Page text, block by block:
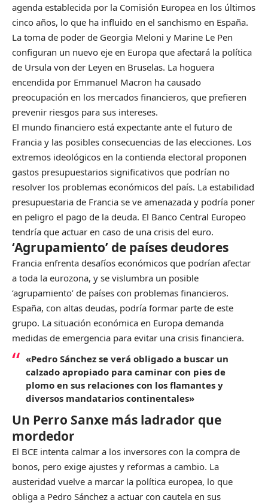
agenda establecida por la Comisión Europea en los últimos
cinco años, lo que ha influido en el sanchismo en España.
La toma de poder de Georgia Meloni y Marine Le Pen
configuran un nuevo eje en Europa que afectará la política
de Ursula von der Leyen en Bruselas. La hoguera
encendida por Emmanuel Macron ha causado
preocupación en los mercados financieros, que prefieren
prevenir riesgos para sus intereses.
El mundo financiero está expectante ante el futuro de
Francia y las posibles consecuencias de las elecciones. Los
extremos ideológicos en la contienda electoral proponen
gastos presupuestarios significativos que podrían no
resolver los problemas económicos del país. La estabilidad
presupuestaria de Francia se ve amenazada y podría poner
en peligro el pago de la deuda. El Banco Central Europeo
tendría que actuar en caso de una crisis del euro.
‘Agrupamiento’ de países deudores
Francia enfrenta desafíos económicos que podrían afectar
a toda la eurozona, y se vislumbra un posible
‘agrupamiento’ de países con problemas financieros.
España, con altas deudas, podría formar parte de este
grupo. La situación económica en Europa demanda
medidas de emergencia para evitar una crisis financiera.
«Pedro Sánchez se verá obligado a buscar un
calzado apropiado para caminar con pies de
plomo en sus relaciones con los flamantes y
diversos mandatarios continentales»
Un Perro Sanxe más ladrador que
mordedor
El BCE intenta calmar a los inversores con la compra de
bonos, pero exige ajustes y reformas a cambio. La
austeridad vuelve a marcar la política europea, lo que
obliga a Pedro Sánchez a actuar con cautela en sus